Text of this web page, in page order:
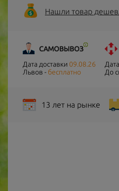
Нашли товар
САМОВЫВОЗ
Дата доставки 09.08.26
Львов - бесплатно
До
13 лет на рынке